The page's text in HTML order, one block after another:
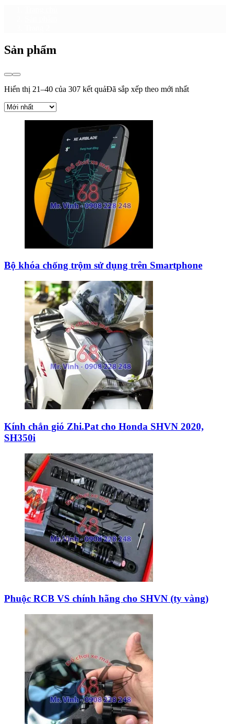
Sản phẩm
Hiển thị 21–40 của 307 kết quảĐã sắp xếp theo mới nhất
Bộ khóa chống trộm sử dụng trên Smartphone
Kính chắn gió Zhi.Pat cho Honda SHVN 2020,
SH350i
Phuộc RCB VS chính hãng cho SHVN (ty vàng)